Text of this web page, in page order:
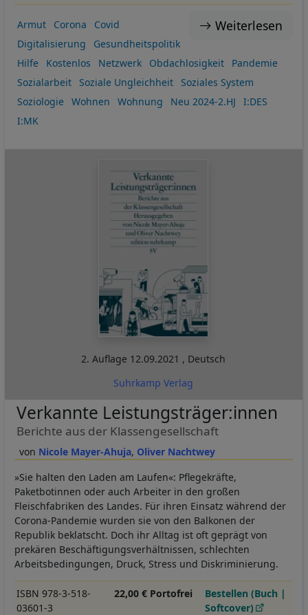
Weiterlesen
Armut Corona
Covid
Digitalisierung
Gesundheitspolitik
Hilfe
Kostenlos Netzwerk Obdachlosigkeit
Pandemie
Sozialarbeit
Soziale Ungleichheit
Soziales System
Soziologie
Wohnen Wohnung Neu 2024-2.HJ
I:DES
I:MK
2. Auflage 12.09.2021 , Deutsch
Suhrkamp Verlag
Nicole Mayer-Ahuja Oliver Nachtwey
Verkannte Leistungsträger:innen
Berichte aus der Klassengesellschaft
»Sie halten den Laden am Laufen«: Pflegekräfte,
Paketbotinnen oder auch Arbeiter in den großen
Fleischfabriken des Landes. Für ihren Einsatz während der
Corona-Pandemie wurden sie von den Balkonen der
Republik beklatscht. Doch ihr Alltag ist oft geprägt von
prekären Beschäftigungsverhältnissen, schlechten
Arbeitsbedingungen, Druck, Stress und Diskriminierung.
ISBN 978-3-518-
03601-3
22,00 € Portofrei
Bestellen (Buch |
Softcover)